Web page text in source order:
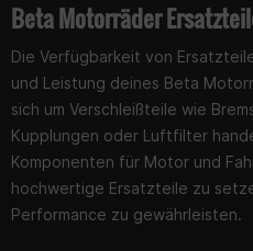
Beta Motorräder
Die Verfügbarkeit von
und Leistung deines Beta
sich um Verschleißteile wie
Kupplungen oder Luftfilter
Komponenten für Motor und
hochwertige Ersatzteile zu
Performance zu gewährleisten.